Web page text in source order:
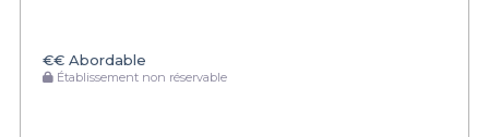
€€ Abordable
Établissement non réservable